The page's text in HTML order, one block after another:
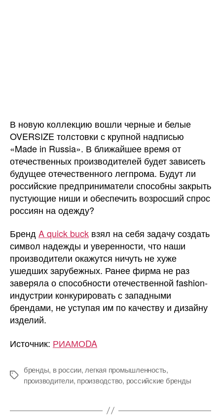
В новую коллекцию вошли черные и белые
OVERSIZE толстовки с крупной надписью
«Made in Russia». В ближайшее время от
отечественных производителей будет зависеть
будущее отечественного легпрома. Будут ли
российские предприниматели способны закрыть
пустующие ниши и обеспечить возросший спрос
россиян на одежду?
Бренд A quick buck взял на себя задачу создать
символ надежды и уверенности, что наши
производители окажутся ничуть не хуже
ушедших зарубежных. Ранее фирма не раз
заверяла о способности отечественной fashion-
индустрии конкурировать с западными
брендами, не уступая им по качеству и дизайну
изделий.
Источник: РИАМОDA
Метки
бренды, в россии, легкая промышленность,
производители, производство, российские бренды